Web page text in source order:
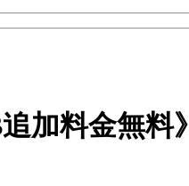
加料金無料》